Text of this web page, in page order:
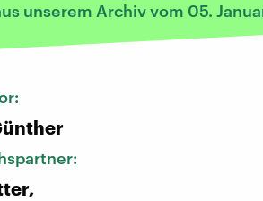
unserem Archiv vom 05.